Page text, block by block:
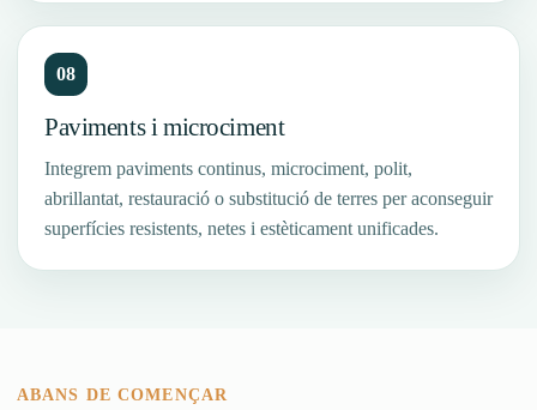
08
Paviments i microciment
Integrem paviments continus, microciment, polit,
abrillantat, restauració o substitució de terres per aconseguir
superfícies resistents, netes i estèticament unificades.
ABANS DE COMENÇAR